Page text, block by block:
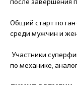
Общий старт по
среди мужчин и
Участники
по механике,